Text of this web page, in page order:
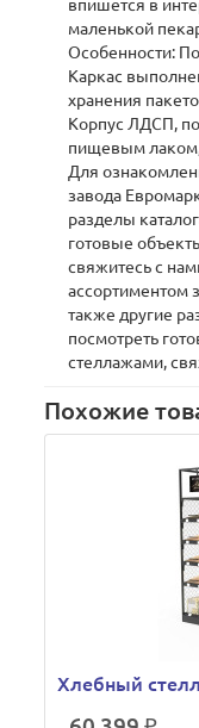
впишется в
маленькой
Особенности:
Каркас
хранения
Корпус ЛДСП,
пищевым
Для
завода
разделы
готовые
свяжитесь с
ассортиментом
также другие
посмотреть
стеллажами,
Похожие
Хлебный